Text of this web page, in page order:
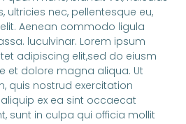
ultricies nec, pellentesque eu,
Aenean commodo ligula
luculvinar. Lorem ipsum
adipiscing elit,sed do eiusm
et dolore magna aliqua. Ut
quis nostrud exercitation
ex ea sint occaecat
sunt in culpa qui officia mollit